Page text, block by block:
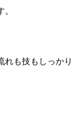
れも技もしっかり